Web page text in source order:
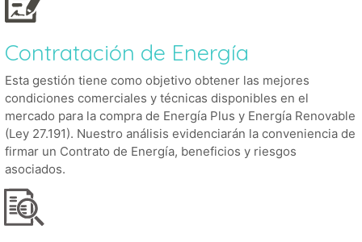
Contratación de Energía
Esta gestión tiene como objetivo obtener las mejores
condiciones comerciales y técnicas disponibles en el
mercado para la compra de Energía Plus y Energía Renovable
(Ley 27.191). Nuestro análisis evidenciarán la conveniencia de
firmar un Contrato de Energía, beneficios y riesgos
asociados.